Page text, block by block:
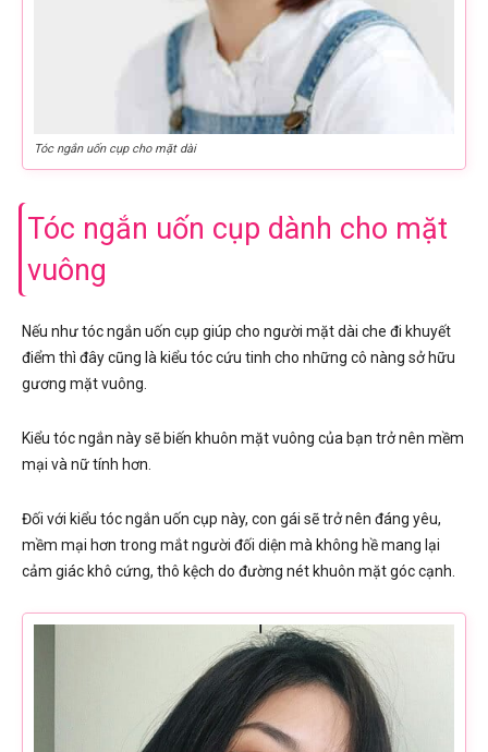
Tóc ngắn uốn cụp cho mặt dài
Tóc ngắn uốn cụp dành cho mặt
vuông
Nếu như tóc ngắn uốn cụp giúp cho người mặt dài che đi khuyết
điểm thì đây cũng là kiểu tóc cứu tinh cho những cô nàng sở hữu
gương mặt vuông.
Kiểu tóc ngắn này sẽ biến khuôn mặt vuông của bạn trở nên mềm
mại và nữ tính hơn.
Đối với kiểu tóc ngắn uốn cụp này, con gái sẽ trở nên đáng yêu,
mềm mại hơn trong mắt người đối diện mà không hề mang lại
cảm giác khô cứng, thô kệch do đường nét khuôn mặt góc cạnh.